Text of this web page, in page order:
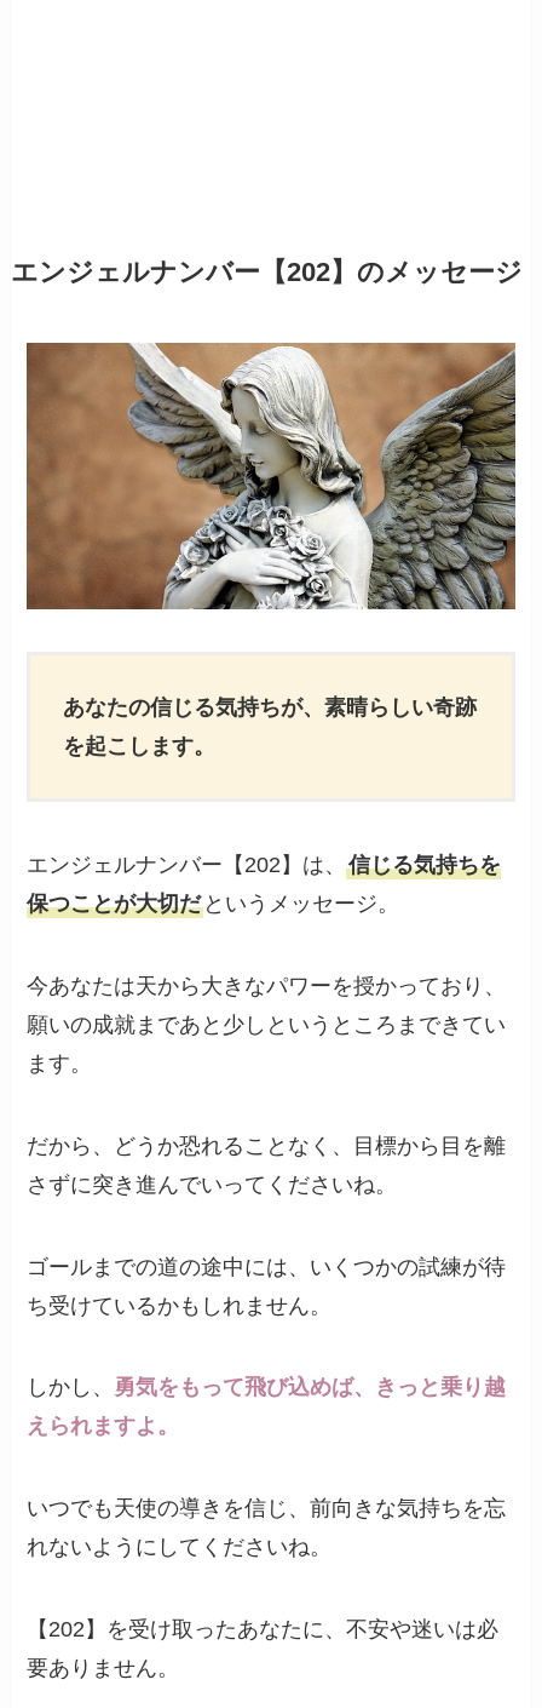
エンジェルナンバー【202】のメッセージ
あなたの信じる気持ちが、素晴らしい奇跡
を起こします。
エンジェルナンバー【202】は、信じる気持ちを
保つことが大切だ というメッセージ。
今あなたは天から大きなパワーを授かっており、
願いの成就まであと少しというところまできてい
ます。
だから、どうか恐れることなく、目標から目を離
さずに突き進んでいってくださいね。
ゴールまでの道の途中には、いくつかの試練が待
ち受けているかもしれません。
しかし、 勇気をもって飛び込めば、きっと乗り越
えられますよ。
いつでも天使の導きを信じ、前向きな気持ちを忘
れないようにしてくださいね。
【202】を受け取ったあなたに、不安や迷いは必
要ありません。